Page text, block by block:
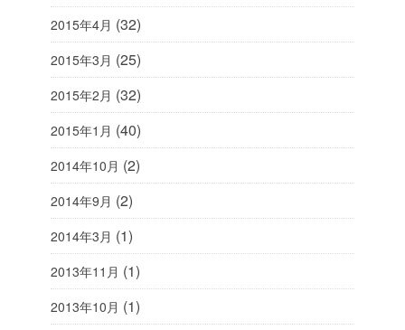
2015年4月 (32)
2015年3月 (25)
2015年2月 (32)
2015年1月 (40)
2014年10月 (2)
2014年9月 (2)
2014年3月 (1)
2013年11月 (1)
2013年10月 (1)